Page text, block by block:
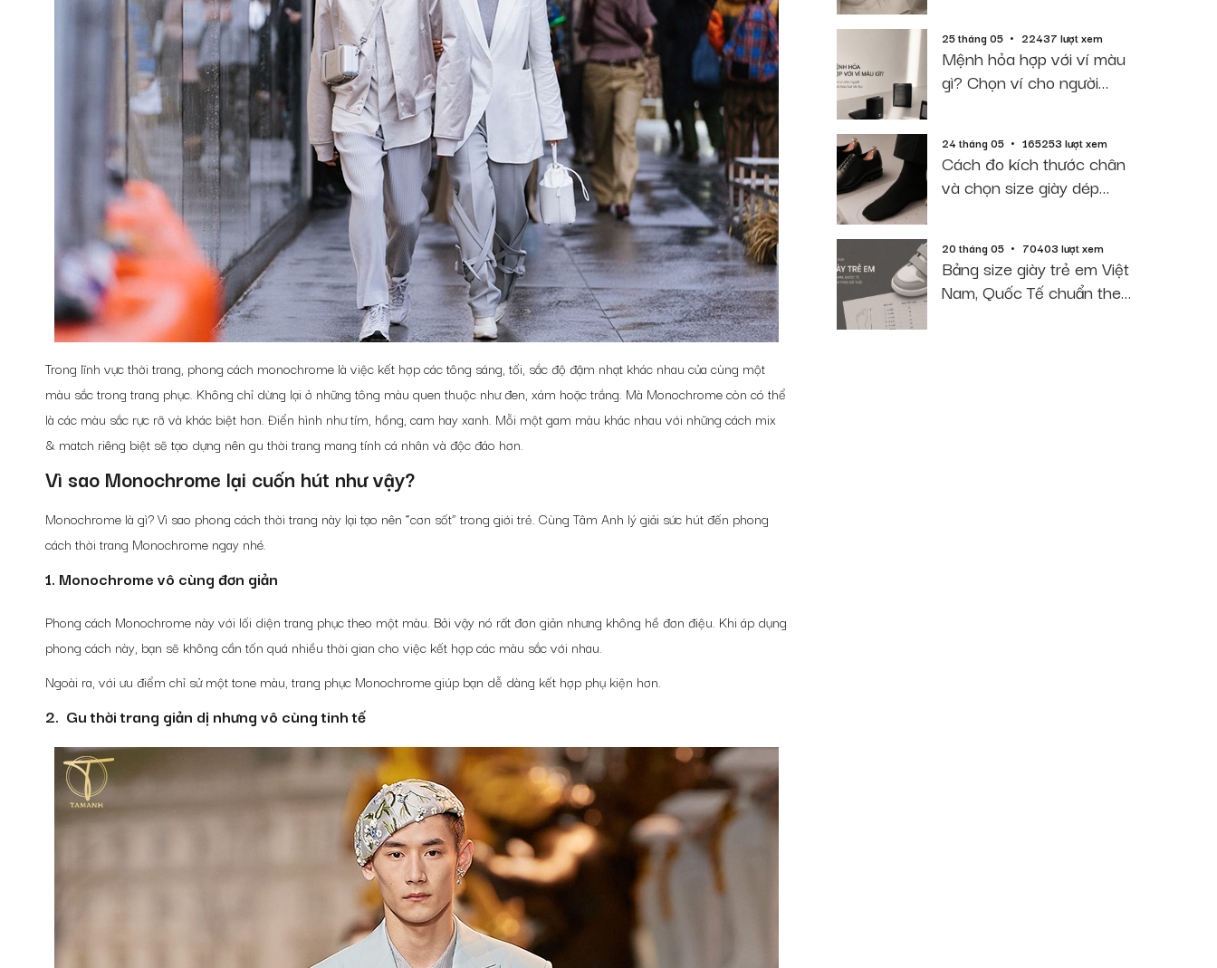
Trong lĩnh vực thời trang, phong cách monochrome là việc kết hợp các tông sáng, tối, sắc độ đậm nhạt khác nhau của cùng một
màu sắc trong trang phục. Không chỉ dừng lại ở những tông màu quen thuộc như đen, xám hoặc trắng. Mà Monochrome còn có thể
là các màu sắc rực rỡ và khác biệt hơn. Điển hình như tím, hồng, cam hay xanh. Mỗi một gam màu khác nhau với những cách mix
& match riêng biệt sẽ tạo dựng nên gu thời trang mang tính cá nhân và độc đáo hơn.
Vì sao Monochrome lại cuốn hút như vậy?
Monochrome là gì? Vì sao phong cách thời trang này lại tạo nên “cơn sốt” trong giới trẻ. Cùng Tâm Anh lý giải sức hút đến phong
cách thời trang Monochrome ngay nhé.
1. Monochrome vô cùng đơn giản
Phong cách Monochrome này với lối diện trang phục theo một màu. Bởi vậy nó rất đơn giản nhưng không hề đơn điệu. Khi áp dụng
phong cách này, bạn sẽ không cần tốn quá nhiều thời gian cho việc kết hợp các màu sắc với nhau.
Ngoài ra, với ưu điểm chỉ sử một tone màu, trang phục Monochrome giúp bạn dễ dàng kết hợp phụ kiện hơn.
2. Gu thời trang giản dị nhưng vô cùng tinh tế
25 tháng 05 22437 lượt xem
Mệnh hỏa hợp với ví màu
gì? Chọn ví cho người
24 tháng 05 165253 lượt xem
Cách đo kích thước chân
và chọn size giày dép
20 tháng 05 70403 lượt xem
Bảng size giày trẻ em Việt
Nam, Quốc Tế chuẩn theo